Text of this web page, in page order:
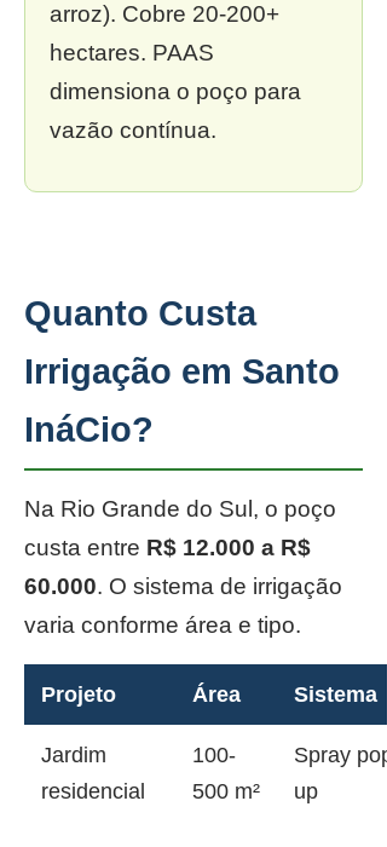
arroz). Cobre 20-200+
hectares. PAAS
dimensiona o poço para
vazão contínua.
Quanto Custa
Irrigação em Santo
InáCio?
Na Rio Grande do Sul, o poço
custa entre R$ 12.000 a R$
60.000. O sistema de irrigação
varia conforme área e tipo.
Projeto Área Sistema
Jardim
residencial
100-
500 m²
Spray pop-
up